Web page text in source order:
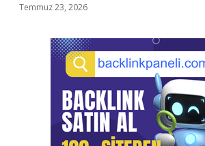
Temmuz 23, 2026